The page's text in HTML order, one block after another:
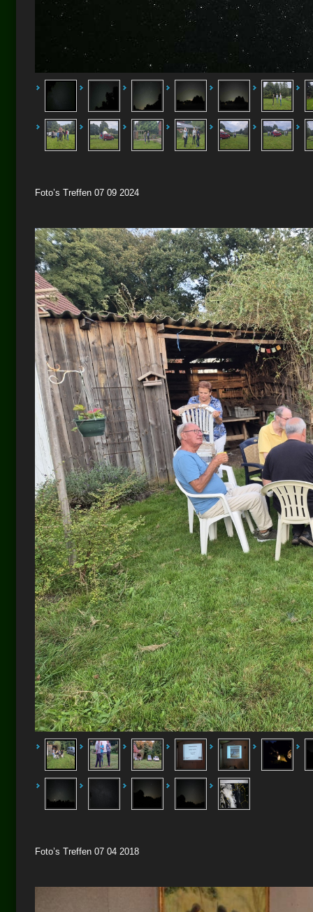
Foto’s Treffen 07 09 2024
Foto’s Treffen 07 04 2018